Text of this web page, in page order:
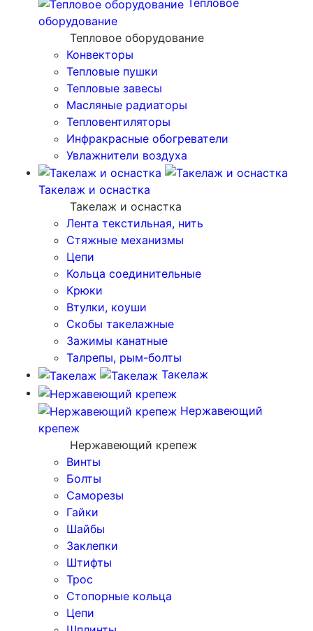
оборудование
Тепловое оборудование
Конвекторы
Тепловые пушки
Тепловые завесы
Масляные радиаторы
Тепловентиляторы
Инфракрасные обогреватели
Увлажнители воздуха
Такелаж и оснастка
Такелаж и оснастка
Лента текстильная, нить
Стяжные механизмы
Цепи
Кольца соединительные
Крюки
Втулки, коуши
Скобы такелажные
Зажимы канатные
Талрепы, рым-болты
Такелаж
Нержавеющий
крепеж
Нержавеющий крепеж
Винты
Болты
Саморезы
Гайки
Шайбы
Заклепки
Штифты
Трос
Стопорные кольца
Цепи